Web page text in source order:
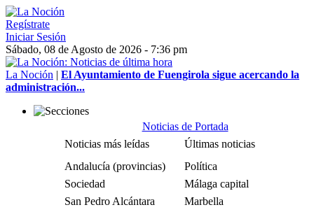
Regístrate
Iniciar Sesión
Sábado, 08 de Agosto de 2026 - 7:36 pm
La Noción | El Ayuntamiento de Fuengirola sigue acercando la
administración...
Noticias de Portada
Noticias más leídas
Últimas noticias
Andalucía (provincias)
Política
Sociedad
Málaga capital
San Pedro Alcántara
Marbella